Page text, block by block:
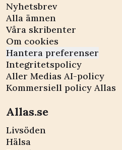
Nyhetsbrev
Alla ämnen
Våra skribenter
Om cookies
Hantera preferenser
Integritetspolicy
Aller Medias AI-policy
Kommersiell policy Allas
Allas.se
Livsöden
Hälsa